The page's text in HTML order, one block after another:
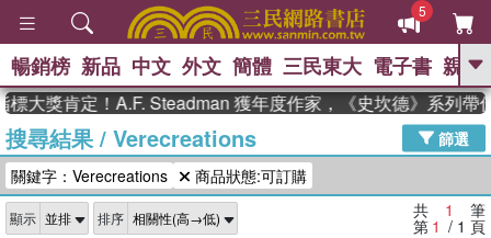
5
GO
熱搜： The Odyssey 、
如果歷史是一群喵 、 國際布克獎 臺灣
漫遊錄 、 方念華
代 、 數學女孩：黎曼猜想 、 偉大的
迷走神經
暢銷榜 新品 中文 外文 簡體 三民東大 電子書 親子
大獎肯定！A.F. Steadman 獲年度作家，《史坎德》系列帶
搜尋結果/ Verecreations
篩選
關鍵字：Verecreations
商品狀態:可訂購
顯示 排序 共 1 筆
第 1 / 1 頁